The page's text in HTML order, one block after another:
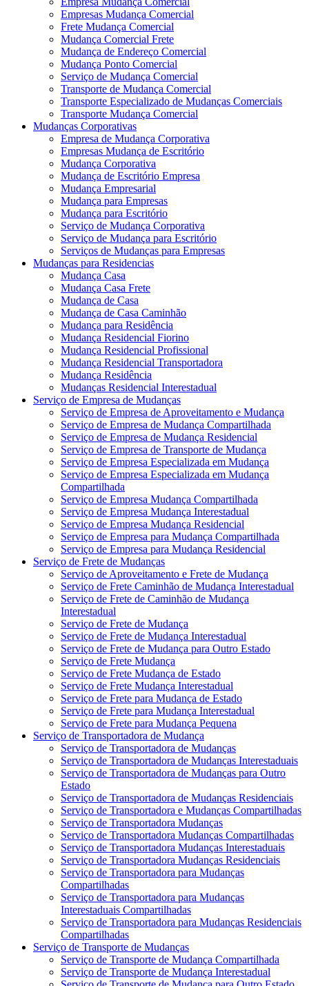
Empresas Mudança Comercial
Frete Mudança Comercial
Mudança Comercial Frete
Mudança de Endereço Comercial
Mudança Ponto Comercial
Serviço de Mudança Comercial
Transporte de Mudança Comercial
Transporte Especializado de Mudanças Comerciais
Transporte Mudança Comercial
Mudanças Corporativas
Empresa de Mudança Corporativa
Empresas Mudança de Escritório
Mudança Corporativa
Mudança de Escritório Empresa
Mudança Empresarial
Mudança para Empresas
Mudança para Escritório
Serviço de Mudança Corporativa
Serviço de Mudança para Escritório
Serviços de Mudanças para Empresas
Mudanças para Residencias
Mudança Casa
Mudança Casa Frete
Mudança de Casa
Mudança de Casa Caminhão
Mudança para Residência
Mudança Residencial Fiorino
Mudança Residencial Profissional
Mudança Residencial Transportadora
Mudança Residência
Mudanças Residencial Interestadual
Serviço de Empresa de Mudanças
Serviço de Empresa de Aproveitamento e Mudança
Serviço de Empresa de Mudança Compartilhada
Serviço de Empresa de Mudança Residencial
Serviço de Empresa de Transporte de Mudança
Serviço de Empresa Especializada em Mudança
Serviço de Empresa Especializada em Mudança
Compartilhada
Serviço de Empresa Mudança Compartilhada
Serviço de Empresa Mudança Interestadual
Serviço de Empresa Mudança Residencial
Serviço de Empresa para Mudança Compartilhada
Serviço de Empresa para Mudança Residencial
Serviço de Frete de Mudanças
Serviço de Aproveitamento e Frete de Mudança
Serviço de Frete Caminhão de Mudança Interestadual
Serviço de Frete de Caminhão de Mudança
Interestadual
Serviço de Frete de Mudança
Serviço de Frete de Mudança Interestadual
Serviço de Frete de Mudança para Outro Estado
Serviço de Frete Mudança
Serviço de Frete Mudança de Estado
Serviço de Frete Mudança Interestadual
Serviço de Frete para Mudança de Estado
Serviço de Frete para Mudança Interestadual
Serviço de Frete para Mudança Pequena
Serviço de Transportadora de Mudança
Serviço de Transportadora de Mudanças
Serviço de Transportadora de Mudanças Interestaduais
Serviço de Transportadora de Mudanças para Outro
Estado
Serviço de Transportadora de Mudanças Residenciais
Serviço de Transportadora e Mudanças Compartilhadas
Serviço de Transportadora Mudanças
Serviço de Transportadora Mudanças Compartilhadas
Serviço de Transportadora Mudanças Interestaduais
Serviço de Transportadora Mudanças Residenciais
Serviço de Transportadora para Mudanças
Compartilhadas
Serviço de Transportadora para Mudanças
Interestaduais Compartilhadas
Serviço de Transportadora para Mudanças Residenciais
Compartilhadas
Serviço de Transporte de Mudanças
Serviço de Transporte de Mudança Compartilhada
Serviço de Transporte de Mudança Interestadual